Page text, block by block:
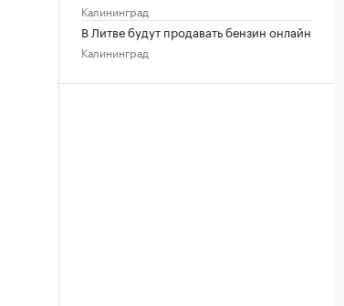
Калининград
В Литве будут продавать бензин онлайн
Калининград